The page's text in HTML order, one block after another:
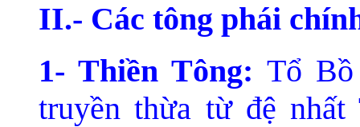
II.- Các tông phái
1- Thiền Tông: Tổ
truyền thừa từ đệ